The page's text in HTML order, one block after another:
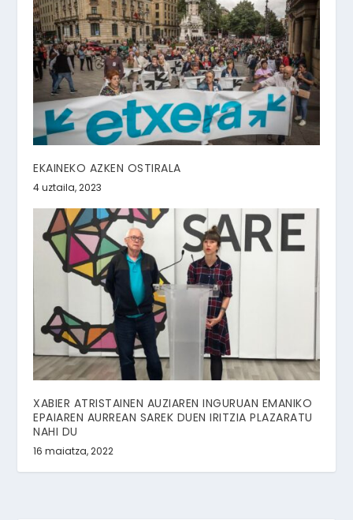
EKAINEKO AZKEN OSTIRALA
4 uztaila, 2023
XABIER ATRISTAINEN AUZIAREN INGURUAN EMANIKO
EPAIAREN AURREAN SAREK DUEN IRITZIA PLAZARATU
NAHI DU
16 maiatza, 2022